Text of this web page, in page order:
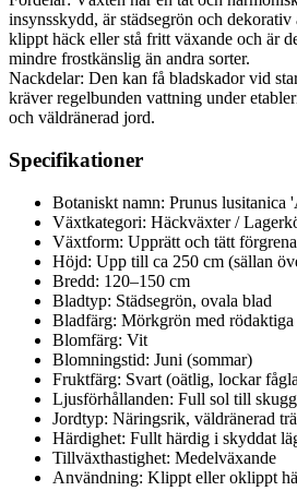
insynsskydd, är städsegrön och
klippt häck eller stå fritt växande och är
mindre frostkänslig än andra sorter.
Nackdelar: Den kan få bladskador vid
kräver regelbunden vattning under
och väldränerad jord.
Specifikationer
Botaniskt namn: Prunus lusitanica
Växtkategori: Häckväxter /
Växtform: Upprätt och tätt
Höjd: Upp till ca 250 cm (sällan
Bredd: 120–150 cm
Bladtyp: Städsegrön, ovala blad
Bladfärg: Mörkgrön med rödaktiga
Blomfärg: Vit
Blomningstid: Juni (sommar)
Fruktfärg: Svart (oätlig, lockar
Ljusförhållanden: Full sol till
Jordtyp: Näringsrik, väldränerad
Härdighet: Fullt härdig i skyddat
Tillväxthastighet: Medelväxande
Användning: Klippt eller oklippt